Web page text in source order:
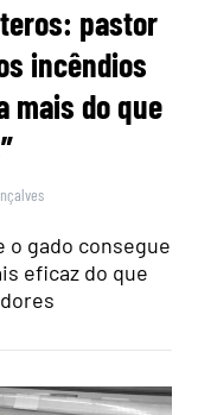
pastor
incêndios
mais do que
o gado consegue
eficaz do que